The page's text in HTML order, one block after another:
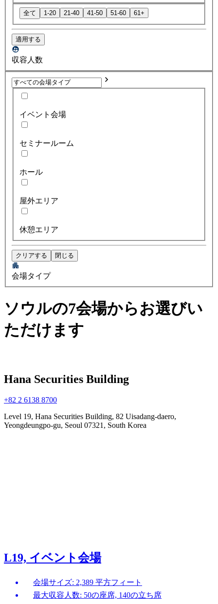
全て 1-20 21-40 41-50 51-60 61+
適用する
収容人数
イベント会場
セミナールーム
ホール
屋外エリア
休憩エリア
クリアする 閉じる
会場タイプ
ソウルの7会場からお選びい
ただけます
Hana Securities Building
+82 2 6138 8700
Level 19, Hana Securities Building, 82 Uisadang-daero,
Yeongdeungpo-gu, Seoul 07321, South Korea
L19, イベント会場
会場サイズ: 2,389 平方フィート
最大収容人数: 50の座席, 140の立ち席